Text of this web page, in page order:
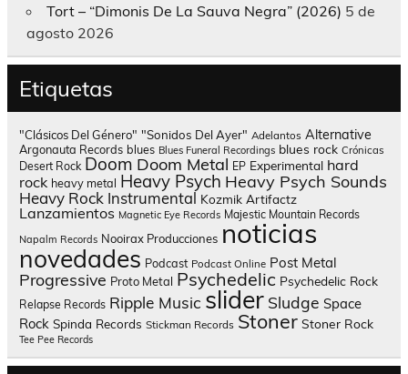
Tort – “Dimonis De La Sauva Negra” (2026) 5 de
agosto 2026
Etiquetas
"Clásicos Del Género" "Sonidos Del Ayer" Adelantos Alternative
Argonauta Records blues Blues Funeral Recordings blues rock Crónicas
Desert Rock Doom Doom Metal EP Experimental hard
rock heavy metal Heavy Psych Heavy Psych Sounds
Heavy Rock Instrumental Kozmik Artifactz
Lanzamientos Magnetic Eye Records Majestic Mountain Records
Napalm Records Nooirax Producciones noticias
novedades Podcast Podcast Online Post Metal
Progressive Proto Metal Psychedelic Psychedelic Rock
Relapse Records Ripple Music slider Sludge Space
Rock Spinda Records Stickman Records Stoner Stoner Rock
Tee Pee Records